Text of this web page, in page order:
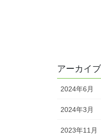
アーカイブ
2024年6月
2024年3月
2023年11月